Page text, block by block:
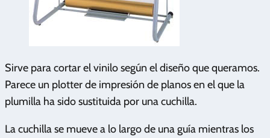
Sirve para cortar el vinilo según el diseño que queramos.
Parece un plotter de impresión de planos en el que la
plumilla ha sido sustituida por una cuchilla.
La cuchilla se mueve a lo largo de una guía mientras los